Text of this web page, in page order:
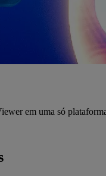
em uma só